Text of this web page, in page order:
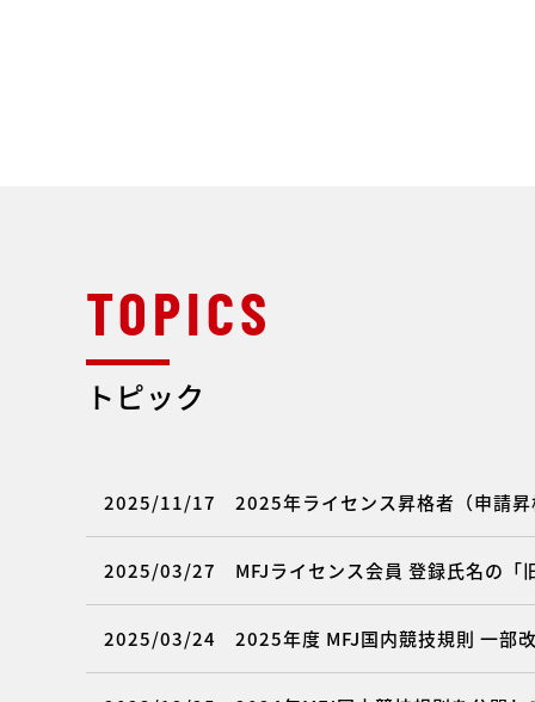
トピック
2025/11/17 2025年ライセンス昇格者（申請
2025/03/27 MFJライセンス会員 登録氏名の「
2025/03/24 2025年度 MFJ国内競技規則 一部